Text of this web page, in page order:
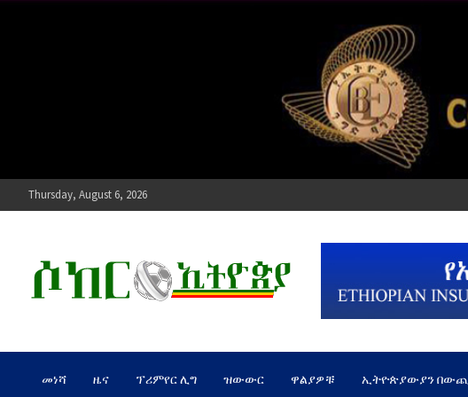
Thursday, August 6, 2026
ሶከር ኢትዮጵያ
መነሻ ዜና ፕሪምየር ሊግ ዝውውር ዋልያዎቹ ኢትዮጵያውያን በውጪ